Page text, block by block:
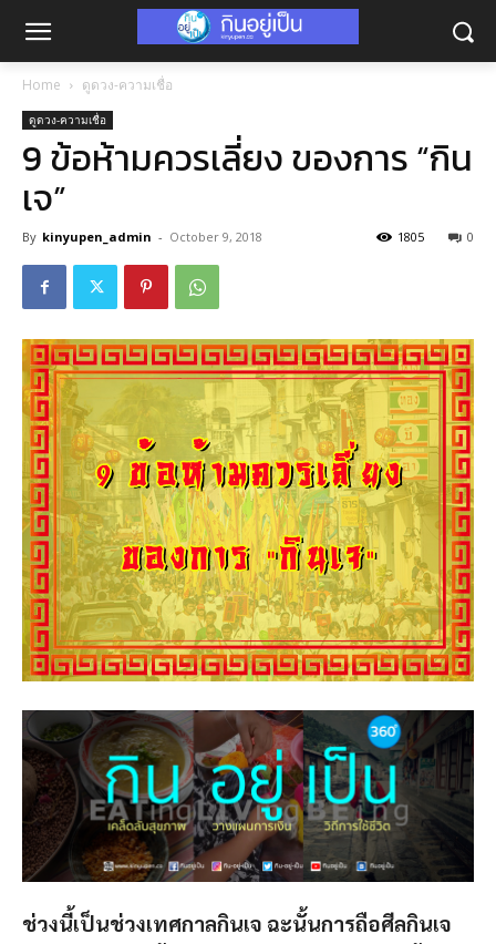
Home ดูดวง-ความเชื่อ
ดูดวง-ความเชื่อ
9 ข้อห้ามควรเลี่ยง ของการ “กิน
เจ”
By kinyupen_admin - October 9, 2018 0
1805
ช่วงนี้เป็นช่วงเทศกาลกินเจ ฉะนั้นการถือศีลกินเจ